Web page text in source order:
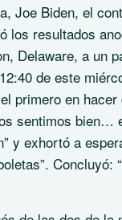
Joe Biden, el
los resultados
Delaware, a un
de este
primero en
sentimos bien…
y exhortó a
. Concluyó: